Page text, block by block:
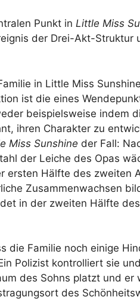
Punkt in Little Miss
der Drei-Akt-Struktur
in Little Miss
ist die eines
beispielsweise indem
ihren Charakter zu
Miss Sunshine der Fall:
der Leiche des Opas
ersten Hälfte des zweiten
Zusammenwachsen
in der zweiten Hälfte
die Familie noch einige
Polizist kontrolliert sie
des Sohns platzt und
des